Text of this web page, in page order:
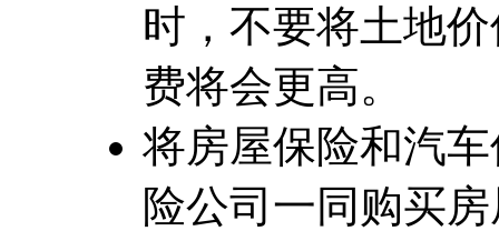
时，不要将土地
费将会更高。
将房屋保险和汽
险公司一同购买